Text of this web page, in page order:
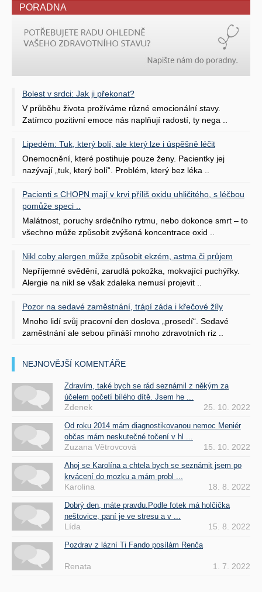
PORADNA
Bolest v srdci: Jak ji překonat?
V průběhu života prožíváme různé emocionální stavy.
Zatímco pozitivní emoce nás naplňují radostí, ty nega ..
Lipedém: Tuk, který bolí, ale který lze i úspěšně léčit
Onemocnění, které postihuje pouze ženy. Pacientky jej
nazývají „tuk, který bolí“. Problém, který bez léka ..
Pacienti s CHOPN mají v krvi příliš oxidu uhličitého, s léčbou
pomůže speci ..
Malátnost, poruchy srdečního rytmu, nebo dokonce smrt – to
všechno může způsobit zvýšená koncentrace oxid ..
Nikl coby alergen může způsobit ekzém, astma či průjem
Nepříjemné svědění, zarudlá pokožka, mokvající puchýřky.
Alergie na nikl se však zdaleka nemusí projevit ..
Pozor na sedavé zaměstnání, trápí záda i křečové žíly
Mnoho lidí svůj pracovní den doslova „prosedí“. Sedavé
zaměstnání ale sebou přináší mnoho zdravotních riz ..
NEJNOVĚJŠÍ KOMENTÁŘE
Zdravím, také bych se rád seznámil z někým za
účelem početí bílého dítě. Jsem he ...
Zdenek 25. 10. 2022
Od roku 2014 mám diagnostikovanou nemoc Meniér
občas mám neskutečné točení v hl ...
Zuzana Větrovcová 15. 10. 2022
Ahoj se Karolína a chtela bych se seznámit jsem po
krvácení do mozku a mám probl ...
Karolina 18. 8. 2022
Dobrý den, máte pravdu.Podle fotek má holčička
neštovice, paní je ve stresu a v ...
Lída 15. 8. 2022
Pozdrav z lázní Ti Fando posílám Renča
Renata 1. 7. 2022